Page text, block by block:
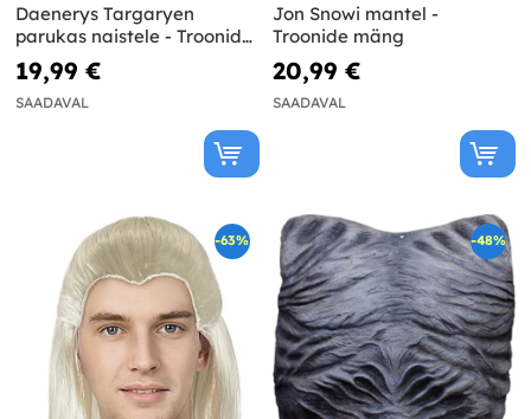
Daenerys Targaryen
parukas naistele - Troonide
Mäng
19,99 €
SAADAVAL
Jon Snowi mantel -
Troonide mäng
20,99 €
SAADAVAL
-63% -48%